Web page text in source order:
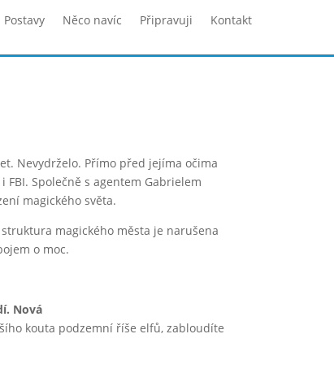
Postavy Něco navíc Připravuji Kontakt
Nevydrželo. Přímo před jejíma očima
Společně s agentem Gabrielem
magického světa.
magického města je narušena
o moc.
Nová
kouta podzemní říše elfů, zabloudíte